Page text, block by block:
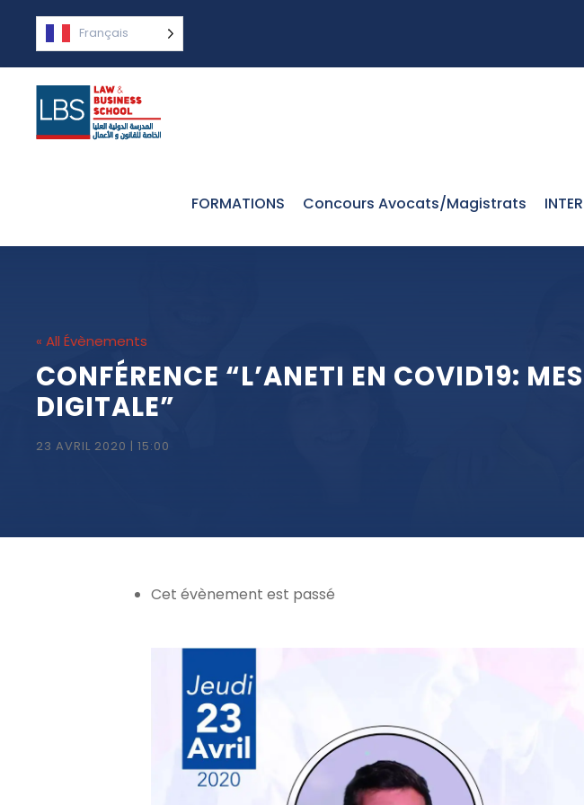
Français
FORMATIONS Concours Avocats/Magistrats
« All Évènements
CONFÉRENCE “L’ANETI EN COVID19:
DIGITALE”
23 AVRIL 2020 | 15:00
Cet évènement est passé